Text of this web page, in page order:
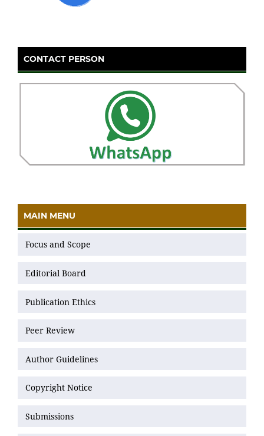
CONTACT PERSON
MAIN MENU
Focus and Scope
Editorial Board
Publication Ethics
Peer Review
Author Guidelines
Copyright Notice
Submissions